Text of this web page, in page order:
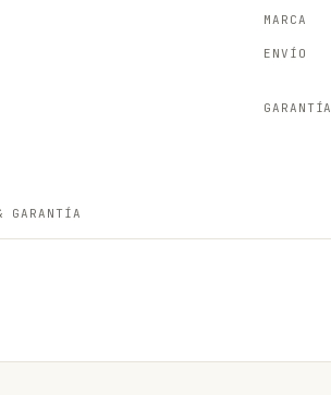
MARCA
ENVÍO
GARANTÍA
GARANTÍA